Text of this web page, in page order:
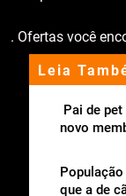
Leia
Pai de
novo
que a de
. Ofertas você